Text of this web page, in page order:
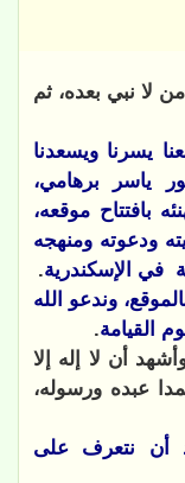
لا نبي بعده، ثم
يسرنا ويسعدنا
ياسر برهامي،
بافتتاح موقعه،
ودعوته ومنهجه
في الإسكندرية.
وندعو الله
القيامة.
أن لا إله إلا
عبده ورسوله،
أن نتعرف على